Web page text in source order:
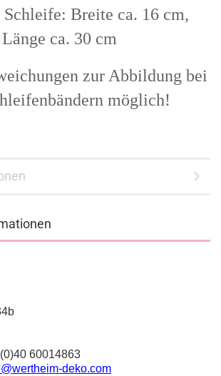
Schleife: Breite ca. 16 cm,
Länge ca. 30 cm
zur Abbildung bei
möglich!
60014863
deko.com